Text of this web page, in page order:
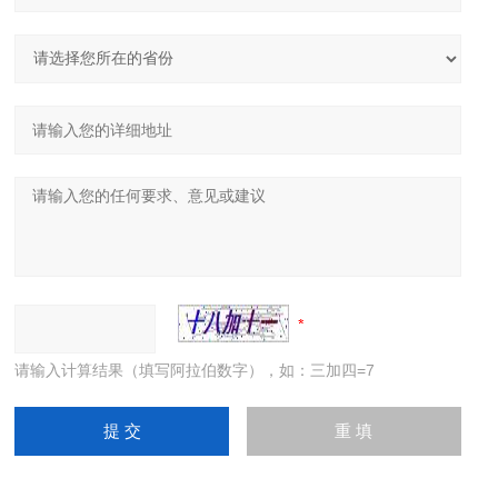
请输入计算结果（填写阿拉伯数字），如：三加四=7